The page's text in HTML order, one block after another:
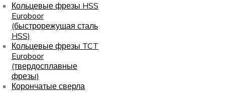
Кольцевые фрезы HSS
Euroboor
(быстрорежущая сталь
HSS)
Кольцевые фрезы TCT
Euroboor
(твердосплавные
фрезы)
Корончатые сверла